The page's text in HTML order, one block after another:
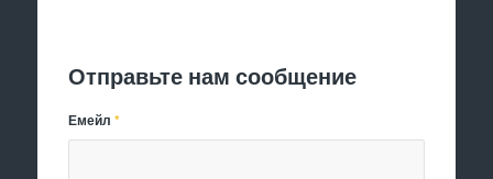
Отправьте нам сообщение
Емейл*